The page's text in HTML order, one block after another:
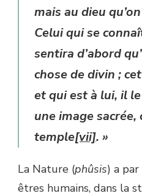
mais au dieu
Celui qui se
sentira d’abord
chose de divin ;
et qui est à lui, il
une image
temple[vii]. »
La Nature (phûsis) a
êtres humains, dans la